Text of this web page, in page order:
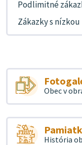
Podlimitné
Zákazky s
Obec v
História